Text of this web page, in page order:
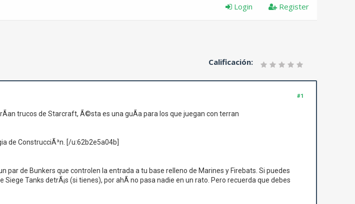
Register
Login
Calificación:
#1
trucos de Starcraft, Ã©sta es una guÃ­a para los que juegan con terran
de ConstrucciÃ³n. [/u:62b2e5a04b]
par de Bunkers que controlen la entrada a tu base relleno de Marines y Firebats. Si puedes
Tanks detrÃ¡s (si tienes), por ahÃ­ no pasa nadie en un rato. Pero recuerda que debes